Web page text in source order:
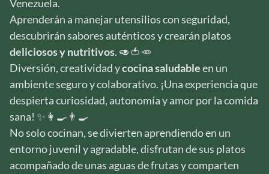
Venezuela.
Aprenderán a manejar utensilios con seguridad,
descubrirán sabores auténticos y crearán platos
deliciosos y nutritivos. 🥑🍅🥕
Diversión, creatividad ycocina saludableen un
ambiente seguro y colaborativo. ¡Una experiencia que
despierta curiosidad, autonomía y amor por la comida
sana! ✨👩‍🍳👨‍🍳
No solo cocinan, se divierten aprendiendo en un
entorno juvenil y agradable, disfrutan de sus platos
acompañado de unas aguas de frutas y comparten